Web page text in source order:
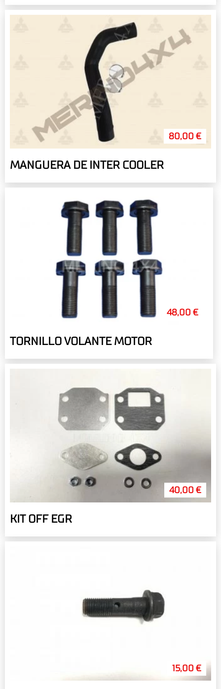
80,00 €
MANGUERA DE INTER COOLER
48,00 €
TORNILLO VOLANTE MOTOR
40,00 €
KIT OFF EGR
15,00 €